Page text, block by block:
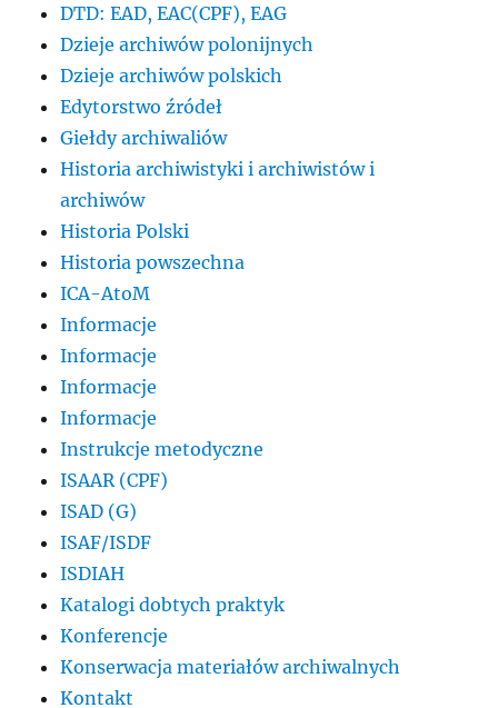
DTD: EAD, EAC(CPF), EAG
Dzieje archiwów polonijnych
Dzieje archiwów polskich
Edytorstwo źródeł
Giełdy archiwaliów
Historia archiwistyki i archiwistów i
archiwów
Historia Polski
Historia powszechna
ICA-AtoM
Informacje
Informacje
Informacje
Informacje
Instrukcje metodyczne
ISAAR (CPF)
ISAD (G)
ISAF/ISDF
ISDIAH
Katalogi dobtych praktyk
Konferencje
Konserwacja materiałów archiwalnych
Kontakt